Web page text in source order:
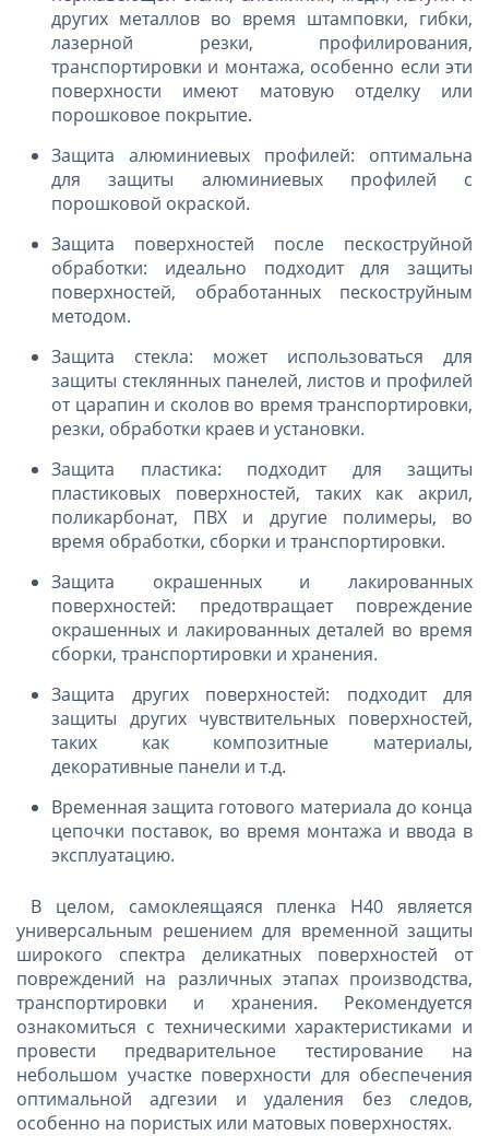
других металлов во время штамповки, гибки,
лазерной резки, профилирования,
транспортировки и монтажа, особенно если эти
поверхности имеют матовую отделку или
порошковое покрытие.
Защита алюминиевых профилей: оптимальна
для защиты алюминиевых профилей с
порошковой окраской.
Защита поверхностей после пескоструйной
обработки: идеально подходит для защиты
поверхностей, обработанных пескоструйным
методом.
Защита стекла: может использоваться для
защиты стеклянных панелей, листов и профилей
от царапин и сколов во время транспортировки,
резки, обработки краев и установки.
Защита пластика: подходит для защиты
пластиковых поверхностей, таких как акрил,
поликарбонат, ПВХ и другие полимеры, во
время обработки, сборки и транспортировки.
Защита окрашенных и лакированных
поверхностей: предотвращает повреждение
окрашенных и лакированных деталей во время
сборки, транспортировки и хранения.
Защита других поверхностей: подходит для
защиты других чувствительных поверхностей,
таких как композитные материалы,
декоративные панели и т.д.
Временная защита готового материала до конца
цепочки поставок, во время монтажа и ввода в
эксплуатацию.
В целом, самоклеящаяся пленка H40 является
универсальным решением для временной защиты
широкого спектра деликатных поверхностей от
повреждений на различных этапах производства,
транспортировки и хранения. Рекомендуется
ознакомиться с техническими характеристиками и
провести предварительное тестирование на
небольшом участке поверхности для обеспечения
оптимальной адгезии и удаления без следов,
особенно на пористых или матовых поверхностях.